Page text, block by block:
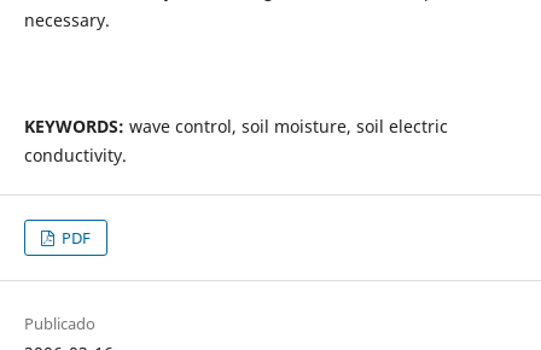
necessary.
KEYWORDS: wave control, soil moisture, soil electric
conductivity.
PDF
Publicado